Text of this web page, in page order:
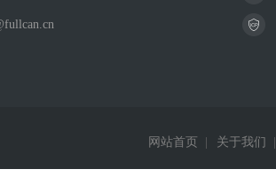
网站首页 关于我们